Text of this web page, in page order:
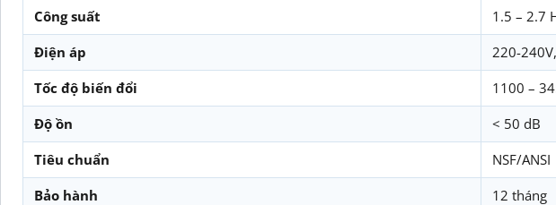
Công suất 1.5 – 2.7
Điện áp 220-
Tốc độ biến đổi 1100 –
Độ ồn < 50 dB
Tiêu chuẩn NSF/ANSI
Bảo hành 12 tháng